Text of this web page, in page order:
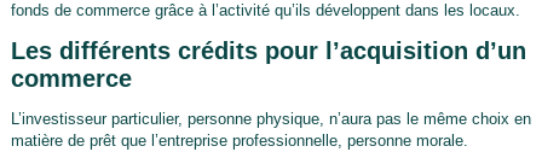
fonds de commerce grâce à l’activité qu’ils développent dans les locaux.
Les différents crédits pour l’acquisition d’un
commerce
L’investisseur particulier, personne physique, n’aura pas le même choix en
matière de prêt que l’entreprise professionnelle, personne morale.